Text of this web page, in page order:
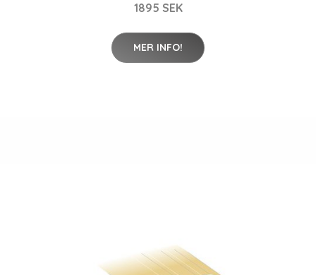
1895 SEK
MER INFO!